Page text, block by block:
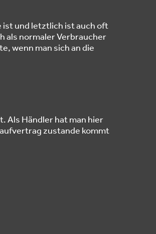
ist und letztlich ist auch oft
als normaler Verbraucher
wenn man sich an die
Als Händler hat man hier
zustande kommt